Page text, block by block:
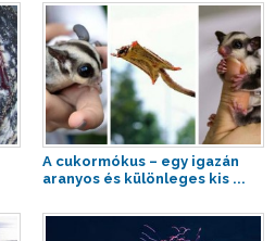
A cukormókus – egy igazán
aranyos és különleges kis ...